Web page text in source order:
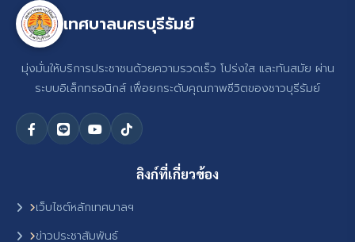
เทศบาลนครบุรีรัมย์
มุ่งมั่นให้บริการประชาชนด้วยความรวดเร็ว โปร่งใส และทันสมัย ผ่าน
ระบบอิเล็กทรอนิกส์ เพื่อยกระดับคุณภาพชีวิตของชาวบุรีรัมย์
ลิงก์ที่เกี่ยวข้อง
เว็บไซต์หลักเทศบาลฯ
ข่าวประชาสัมพันธ์